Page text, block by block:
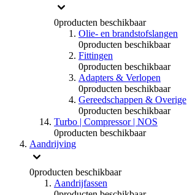
0producten beschikbaar
Olie- en brandstofslangen
0producten beschikbaar
Fittingen
0producten beschikbaar
Adapters & Verlopen
0producten beschikbaar
Gereedschappen & Overige
0producten beschikbaar
Turbo | Compressor | NOS
0producten beschikbaar
Aandrijving
0producten beschikbaar
Aandrijfassen